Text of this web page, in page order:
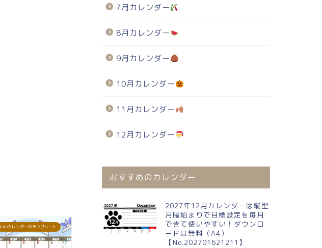
いカレンダーのテンプレート 2022年・無料のかわいいカレンダーのテンプレート 2022年・無料のかわいいカレンダーのテンプレート
7月カレンダー
8月カレンダー
9月カレンダー
10月カレンダー
11月カレンダー
12月カレンダー
おすすめのカレンダー
2027年12月カレンダーは縦型
月曜始まりで目標設定を毎月
できて使いやすい！ダウンロ
ードは無料（A4）
【No.202701621211】